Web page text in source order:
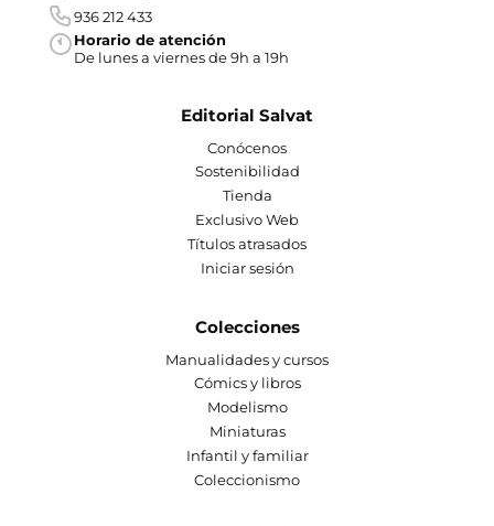
936 212 433
Horario de atención
De lunes a viernes de 9h a 19h
Editorial Salvat
Conócenos
Sostenibilidad
Tienda
Exclusivo Web
Títulos atrasados
Iniciar sesión
Colecciones
Manualidades y cursos
Cómics y libros
Modelismo
Miniaturas
Infantil y familiar
Coleccionismo